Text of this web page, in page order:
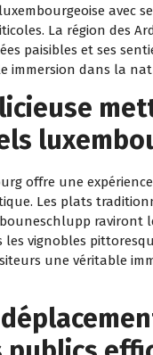
avec
La région des
paisibles et ses
immersion dans la
offre une
Les plats
raviront
les vignobles
une véritable